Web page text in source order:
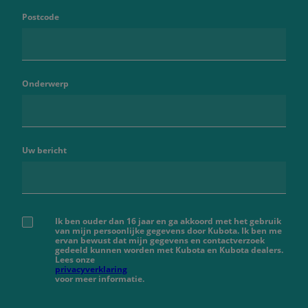
Postcode
Onderwerp
Uw bericht
Ik ben ouder dan 16 jaar en ga akkoord met het gebruik
van mijn persoonlijke gegevens door Kubota. Ik ben me
ervan bewust dat mijn gegevens en contactverzoek
gedeeld kunnen worden met Kubota en Kubota dealers.
Lees onze
privacyverklaring
voor meer informatie.